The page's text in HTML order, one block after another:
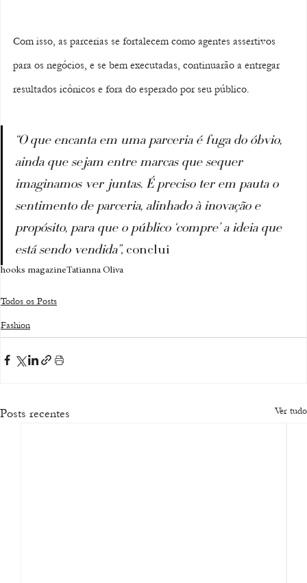
Com isso, as parcerias se fortalecem como agentes assertivos
para os negócios, e se bem executadas, continuarão a entregar
resultados icônicos e fora do esperado por seu público.
“O que encanta em uma parceria é fuga do óbvio,
ainda que sejam entre marcas que sequer
imaginamos ver juntas. É preciso ter em pauta o
sentimento de parceria, alinhado à inovação e
propósito, para que o público ‘compre’ a ideia que
está sendo vendida”, conclui
hooks magazineTatianna Oliva
Todos os Posts
Fashion
Posts recentes Ver tudo